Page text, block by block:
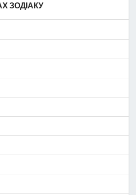
ЗОДІАКУ